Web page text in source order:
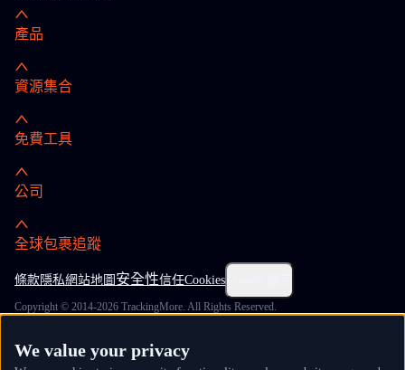
產品
資源集合
免費工具
公司
全球包裹追蹤
條款隱私網站地圖 安全性信任Cookies
Copyright © 2014-2026 TrackingMore. All Rights Reserved.
We value your privacy